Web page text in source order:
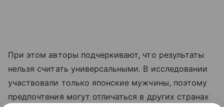
При этом авторы подчеркивают, что результаты
нельзя считать универсальными. В исследовании
участвовали только японские мужчины, поэтому
предпочтения могут отличаться в других странах